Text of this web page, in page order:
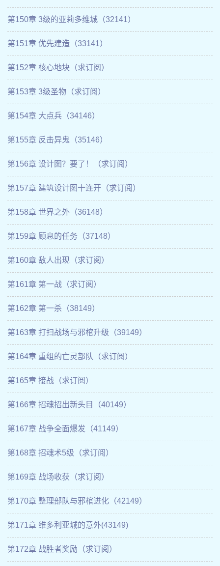
第150章 3级的亚莉多维城（32141）
第151章 优先建造（33141）
第152章 核心地块（求订阅）
第153章 3级圣物（求订阅）
第154章 大点兵（34146）
第155章 反击异鬼（35146）
第156章 设计图？要了！（求订阅）
第157章 建筑设计图十连开（求订阅）
第158章 世界之外（36148）
第159章 顾息的任务（37148）
第160章 敌人出现（求订阅）
第161章 第一战（求订阅）
第162章 第一杀（38149）
第163章 打扫战场与邪棺升级（39149）
第164章 重组的亡灵部队（求订阅）
第165章 接战（求订阅）
第166章 招魂招出新头目（40149）
第167章 战争全面爆发（41149）
第168章 招魂术5级（求订阅）
第169章 战场收获（求订阅）
第170章 整理部队与邪棺进化（42149）
第171章 维多利亚城的意外(43149)
第172章 战胜者奖励（求订阅）